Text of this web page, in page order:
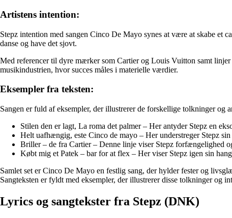
Artistens intention:
Stepz intention med sangen Cinco De Mayo synes at være at skabe et
danse og have det sjovt.
Med referencer til dyre mærker som Cartier og Louis Vuitton samt
musikindustrien, hvor succes måles i materielle værdier.
Eksempler fra teksten:
Sangen er fuld af eksempler, der illustrerer de forskellige tolkninger og
Stilen den er lagt, La roma det palmer – Her antyder Stepz en
Helt uafhængig, este Cinco de mayo – Her understreger Stepz
Briller – de fra Cartier – Denne linje viser Stepz forfængelighed
Købt mig et Patek – bar for at flex – Her viser Stepz igen sin
Samlet set er Cinco De Mayo en festlig sang, der hylder fester og
Sangteksten er fyldt med eksempler, der illustrerer disse tolkninger og
Lyrics og sangtekster fra Stepz (DNK)